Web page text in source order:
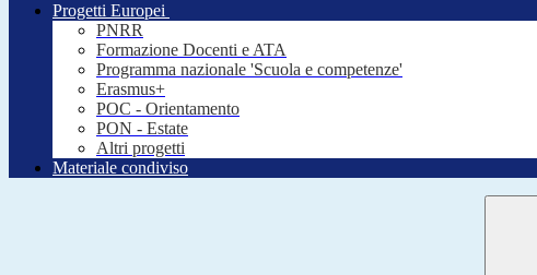
Progetti Europei
PNRR
Formazione Docenti e ATA
Programma nazionale 'Scuola e competenze'
Erasmus+
POC - Orientamento
PON - Estate
Altri progetti
Materiale condiviso